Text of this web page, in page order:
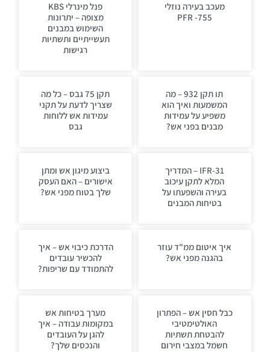
מעכב בעירה נוזלי
PFR -755
פנל מינרלי KBS
מצופה – יתרונות
השימוש במבנים
תעשייתיים ותשתיות
רגישות
תו תקן 932 – מה
המשמעות ואיך הוא
משפיע על עמידות
מבנים בפני אש?
תקן 75 גבס – כל מה
שצריך לדעת על תקני
עמידות אש ללוחות
גבס
IFR-31 – המדריך
המלא לתקן עיכוב
בעירה והשפעתו על
בטיחות המבנים
ביצוע מיגון אש ומתן
אישורים – האם העסק
שלך בטוח מפני אש?
איך איטום ממ"ד עוזר
בהגנה מפני אש?
הדרכת כיבוי אש – איך
להכשיר עובדים
להתמודד עם שריפות?
כבל חסין אש – הפתרון
האולטימטיבי
להבטחת תשתיות
חשמל במצבי חירום
מערך בטיחות אש
במקומות עבודה – איך
להגן על העובדים
והנכסים שלך?